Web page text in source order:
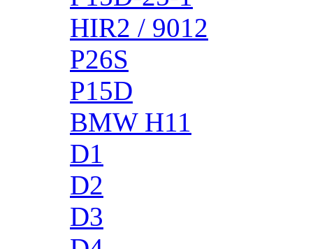
HIR2 / 9012
P26S
P15D
BMW H11
D1
D2
D3